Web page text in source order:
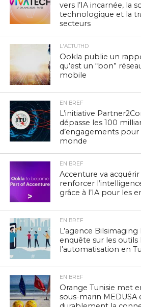
vers l’IA incarnée, la
technologique et la
secteurs
L'ACTUTHD
Ookla publie un
qu’est un “bon”
mobile
EN BREF
L’initiative
dépasse les 100
d’engagements
monde
EN BREF
Accenture va
renforcer
grâce à l’IA pour les
EN BREF
L’agence
enquête sur les outils
l’automatisation en
EN BREF
Orange Tunisie met
sous-marin MEDUSA